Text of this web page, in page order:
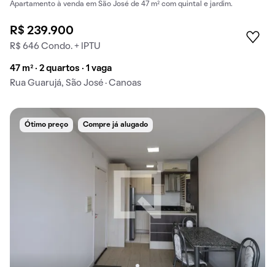
Apartamento à venda em São José de 47 m² com quintal e jardim.
R$ 239.900
R$ 646 Condo. + IPTU
47 m² · 2 quartos · 1 vaga
Rua Guarujá, São José · Canoas
Ótimo preço Compre já alugado